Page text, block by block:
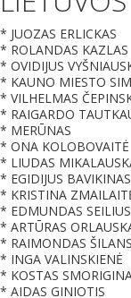
* JUOZAS ERLICKAS
* ROLANDAS KAZLAS
* OVIDIJUS
* KAUNO MIESTO
* VILHELMAS
* RAIGARDO
* MERŪNAS
* ONA KOLOBOVAITĖ
* LIUDAS
* EGIDIJUS BAVIKINAS
* KRISTINA
* EDMUNDAS SEILIUS
* ARTŪRAS
* RAIMONDAS
* INGA VALINSKIENĖ
* KOSTAS
* AIDAS GINIOTIS